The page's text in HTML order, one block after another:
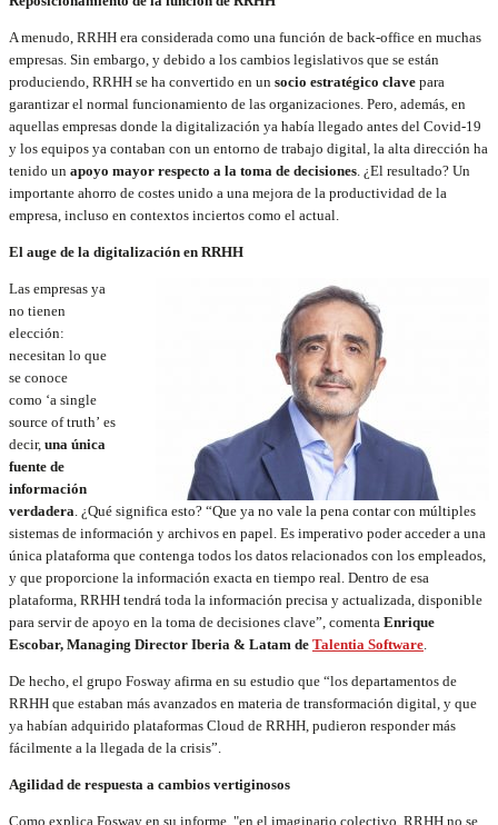
A menudo, RRHH era considerada como una función de back-office en muchas
empresas. Sin embargo, y debido a los cambios legislativos que se están
produciendo, RRHH se ha convertido en un socio estratégico clave para
garantizar el normal funcionamiento de las organizaciones. Pero, además, en
aquellas empresas donde la digitalización ya había llegado antes del Covid-19
y los equipos ya contaban con un entorno de trabajo digital, la alta dirección ha
tenido un apoyo mayor respecto a la toma de decisiones. ¿El resultado? Un
importante ahorro de costes unido a una mejora de la productividad de la
empresa, incluso en contextos inciertos como el actual.
El auge de la digitalización en RRHH
Las empresas ya
no tienen
elección:
necesitan lo que
se conoce
como ‘a single
source of truth’ es
decir, una única
fuente de
información
verdadera . ¿Qué significa esto? “Que ya no vale la pena contar con múltiples
sistemas de información y archivos en papel. Es imperativo poder acceder a una
única plataforma que contenga todos los datos relacionados con los empleados,
y que proporcione la información exacta en tiempo real. Dentro de esa
plataforma, RRHH tendrá toda la información precisa y actualizada, disponible
para servir de apoyo en la toma de decisiones clave”, comenta Enrique
Escobar, Managing Director Iberia & Latam de Talentia Software
De hecho, el grupo Fosway afirma en su estudio que “los departamentos de
RRHH que estaban más avanzados en materia de transformación digital, y que
ya habían adquirido plataformas Cloud de RRHH, pudieron responder más
fácilmente a la llegada de la crisis”.
Agilidad de respuesta a cambios vertiginosos
Como explica Fosway en su informe, "en el imaginario colectivo, RRHH no se